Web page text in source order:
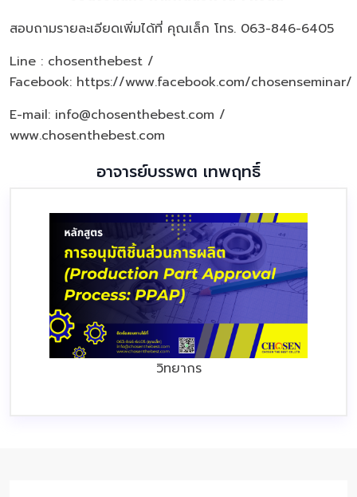
สอบถามรายละเอียดเพิ่มได้ที่ คุณเล็ก โทร. 063-846-6405
Line : chosenthebest /
Facebook: https://www.facebook.com/chosenseminar/
E-mail: info@chosenthebest.com /
www.chosenthebest.com
อาจารย์บรรพต เทพฤทธิ์
วิทยากร